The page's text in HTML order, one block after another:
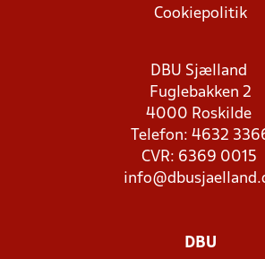
Cookiepolitik
DBU Sjælland
Fuglebakken 2
4000 Roskilde
Telefon: 4632
CVR: 6369 0015
DBU